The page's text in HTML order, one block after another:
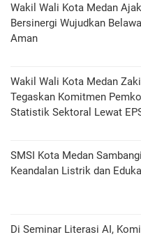
Wakil Wali Kota Medan
Bersinergi Wujudkan
Aman
Wakil Wali Kota Medan
Tegaskan Komitmen
Statistik Sektoral Lewat
SMSI Kota Medan
Keandalan Listrik dan
Di Seminar Literasi AI,